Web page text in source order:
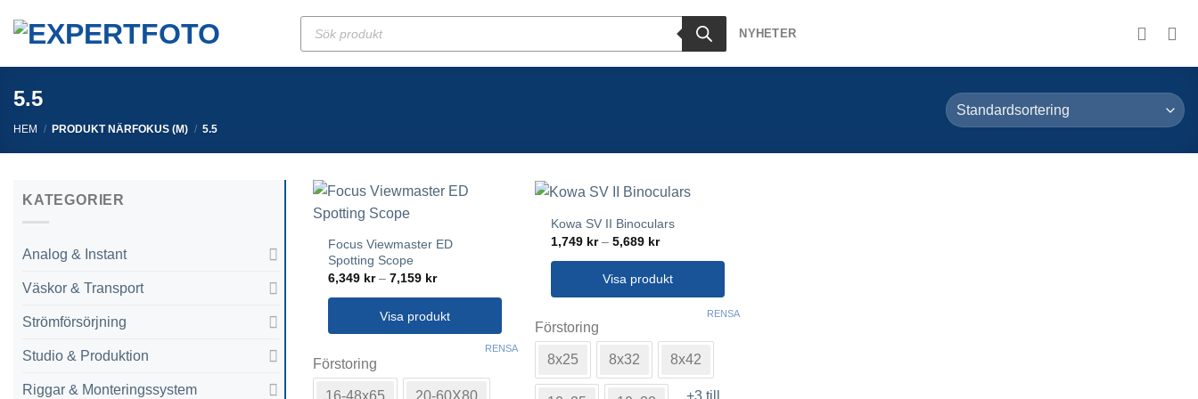
Produktsökning
NYHETER
5.5
HEM / PRODUKT NÄRFOKUS (M) / 5.5
KATEGORIER
Analog & Instant
Väskor & Transport
Strömförsörjning
Studio & Produktion
Riggar & Monteringssystem
Focus Viewmaster ED
Spotting Scope
6,349 kr – 7,159 krPrisintervall:
till
7,159 kr
Visa produkt
här
Förstoring
RENSA
Kowa SV II Binoculars
1,749 kr – 5,689 krPrisintervall:
till
5,689 kr
Visa produkt
här
har
flera
Förstoring
8x25 8x32 8x42
RENSA